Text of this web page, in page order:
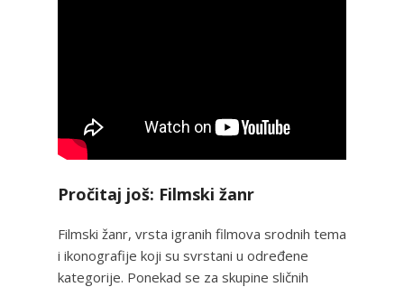
Pročitaj još: Filmski žanr
Filmski žanr, vrsta igranih filmova srodnih tema
i ikonografije koji su svrstani u određene
kategorije. Ponekad se za skupine sličnih